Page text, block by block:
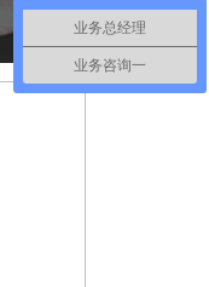
业务总经理
业务咨询一